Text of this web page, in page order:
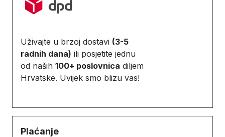
Uživajte u brzoj dostavi (3-5
radnih dana) ili posjetite jednu
od naših 100+ poslovnica diljem
Hrvatske. Uvijek smo blizu vas!
Plaćanje